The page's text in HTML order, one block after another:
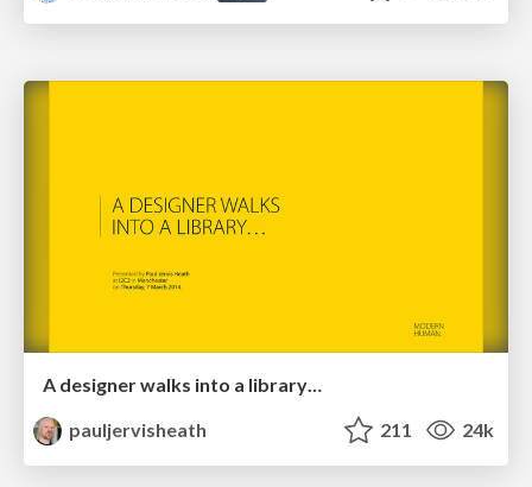
A designer walks into a library…
pauljervisheath
211 24k